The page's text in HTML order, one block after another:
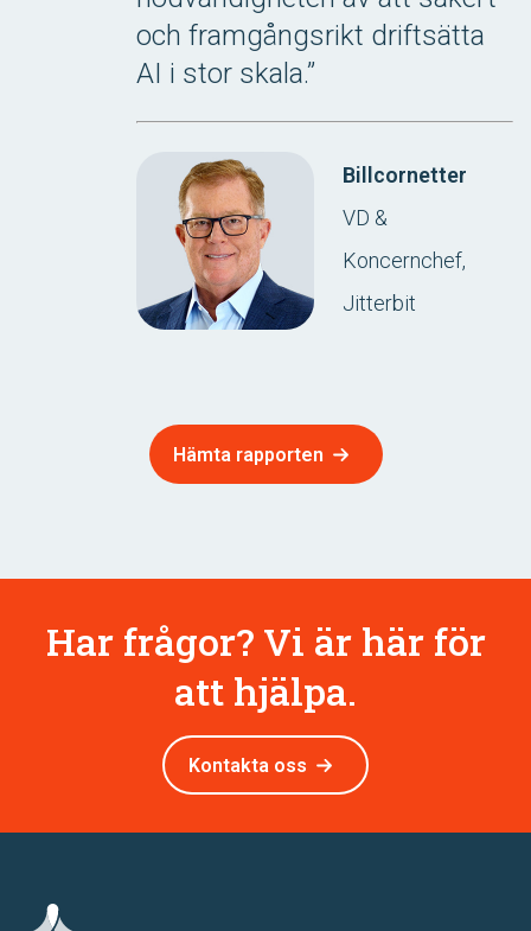
och framgångsrikt driftsätta
AI i stor skala.”
Billcornetter
VD &
Koncernchef,
Jitterbit
Hämta rapporten
Har frågor? Vi är här för
att hjälpa.
Kontakta oss